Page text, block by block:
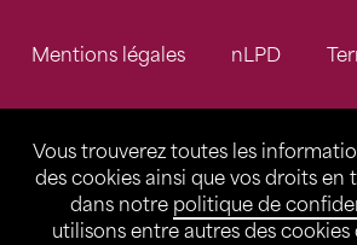
Vous trouverez toutes les
des cookies ainsi que vos droits en
dans notre politique de
utilisons entre autres des cookies
Mentions légales nLPD